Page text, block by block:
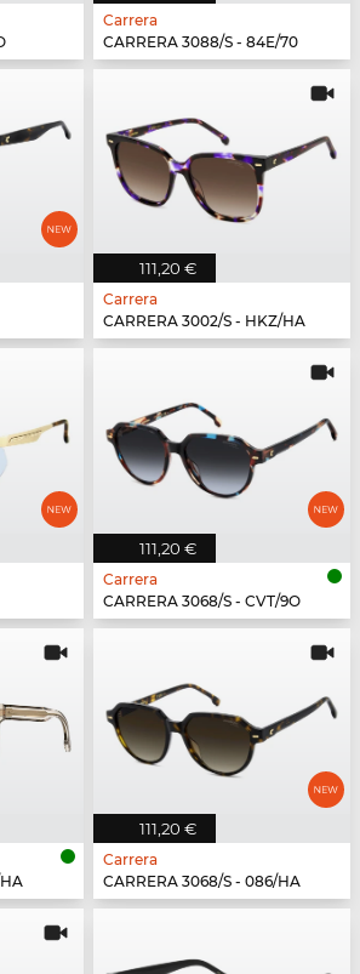
Carrera
CARRERA 3088/S - 84E/70
111,20 €
Carrera
CARRERA 3002/S - HKZ/HA
111,20 €
Carrera
CARRERA 3068/S - CVT/9O
111,20 €
Carrera
CARRERA 3068/S - 086/HA